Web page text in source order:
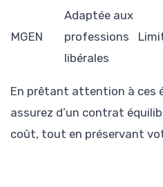
MGEN
Adaptée aux
professions
libérales
En prêtant attention à ces
assurez d’un contrat
coût, tout en préservant